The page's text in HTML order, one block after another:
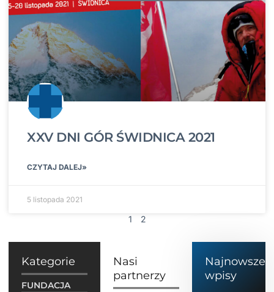
XXV DNI GÓR ŚWIDNICA 2021
CZYTAJ DALEJ»
5 listopada 2021
1 2
Kategorie
FUNDACJA
Nasi
partnerzy
Najnowsze
wpisy